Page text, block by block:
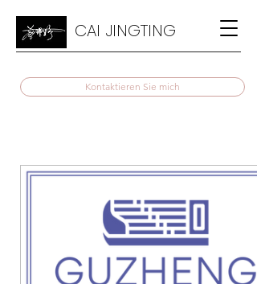
CAI JINGTING
Kontaktieren Sie mich